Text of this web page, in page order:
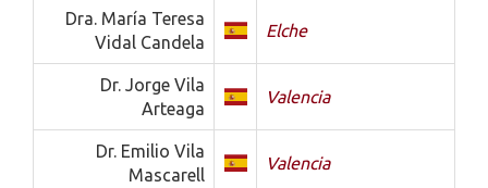
Dra. María Teresa
Vidal Candela
Elche
Dr. Jorge Vila
Arteaga
Valencia
Dr. Emilio Vila
Mascarell
Valencia